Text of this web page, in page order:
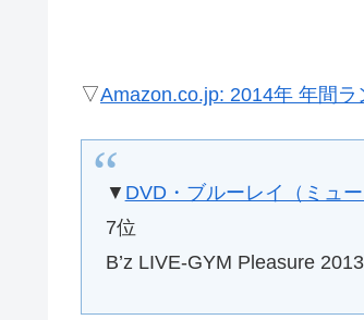
▽Amazon.co.jp: 2014年 年間ラ
▼ DVD・ブルーレイ（ミュー
7位
B’z LIVE-GYM Pleasure